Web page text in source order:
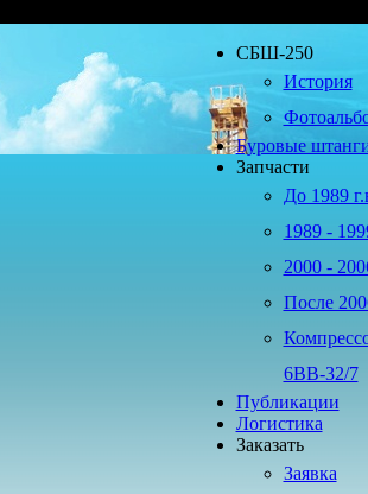
СБШ-250
История
Буровые
Запчасти
До 1989
1989 -
2000 -
После
6ВВ-32/7
Публикации
Логистика
Заказать
Заявка